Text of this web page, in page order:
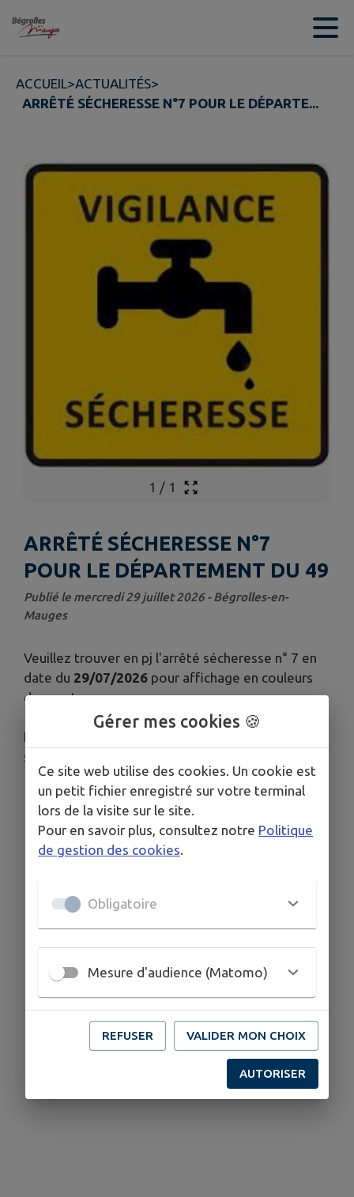
Contenu
ACCUEIL>ACTUALITÉS>
ARRÊTÉ SÉCHERESSE N°7 POUR LE DÉPARTE...
1 / 1
ARRÊTÉ SÉCHERESSE N°7
POUR LE DÉPARTEMENT DU 49
Publié le mercredi 29 juillet 2026 - Bégrolles-en-
Mauges
Veuillez trouver en pj l'arrêté sécheresse n° 7 en
date du 29/07/2026 pour affichage en couleurs
dans votre commune.
Les usages des particuliers et des collectivités
sont placés en
Télécharger la pièce jointe
Gérer mes cookies 🍪
Ce site web utilise des cookies. Un cookie est
un petit fichier enregistré sur votre terminal
lors de la visite sur le site.
Pour en savoir plus, consultez notre Politique
de gestion des cookies
Obligatoire
Mesure d'audience (Matomo)
REFUSER VALIDER MON CHOIX
AUTORISER